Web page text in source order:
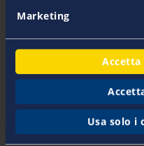
Marketing
Usa solo i
perdita totale e i danni
Assicurazione